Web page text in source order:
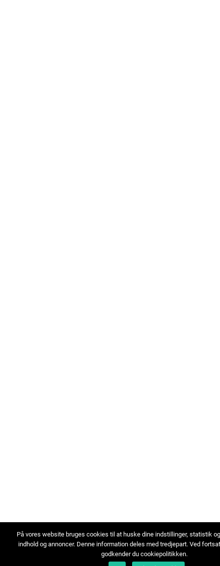
På vores website bruges cookies til at huske dine indstillinger, statistik
indhold og annoncer. Denne information deles med tredjepart. Ved
godkender du cookiepolitikken.